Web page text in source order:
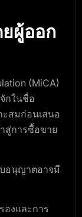
ผู้ออก
(MiCA)
กในชื่อ
สมก่อนเสนอ
สู่การซื้อขาย
อนุญาตอาจมี
องและการ